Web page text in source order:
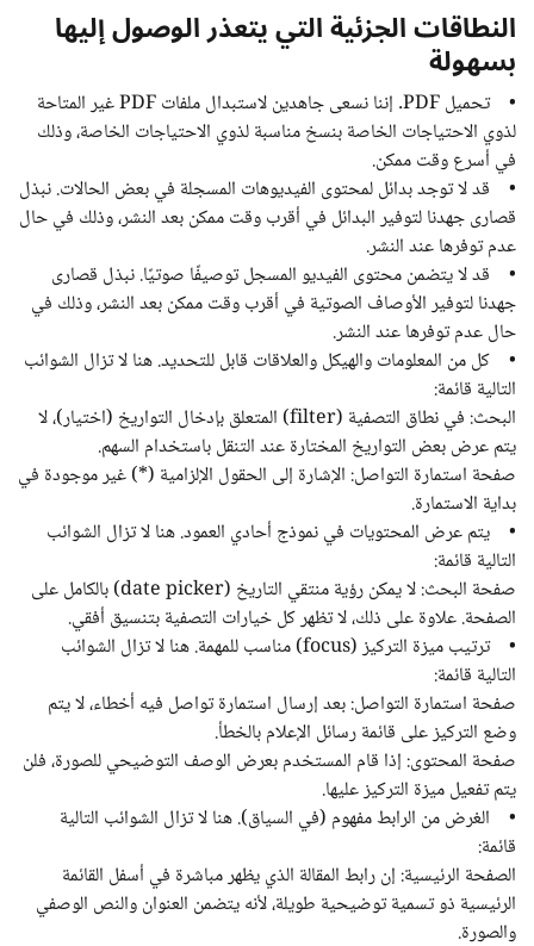
النطاقات الجزئية التي يتعذر الوصول إليها
بسهولة
• تحميل PDF. إننا نسعى جاهدين لاستبدال ملفات PDF غير المتاحة
لذوي الاحتياجات الخاصة بنسخ مناسبة لذوي الاحتياجات الخاصة، وذلك
في أسرع وقت ممكن.
• قد لا توجد بدائل لمحتوى الفيديوهات المسجلة في بعض الحالات. نبذل
قصارى جهدنا لتوفير البدائل في أقرب وقت ممكن بعد النشر، وذلك في حال
عدم توفرها عند النشر.
• قد لا يتضمن محتوى الفيديو المسجل توصيفًا صوتيًا. نبذل قصارى
جهدنا لتوفير الأوصاف الصوتية في أقرب وقت ممكن بعد النشر، وذلك في
حال عدم توفرها عند النشر.
• كل من المعلومات والهيكل والعلاقات قابل للتحديد. هنا لا تزال الشوائب
التالية قائمة:
البحث: في نطاق التصفية (filter) المتعلق بإدخال التواريخ (اختيار)، لا
يتم عرض بعض التواريخ المختارة عند التنقل باستخدام السهم.
صفحة استمارة التواصل: الإشارة إلى الحقول الإلزامية (*) غير موجودة في
بداية الاستمارة.
• يتم عرض المحتويات في نموذج أحادي العمود. هنا لا تزال الشوائب
التالية قائمة:
صفحة البحث: لا يمكن رؤية منتقي التاريخ (date picker) بالكامل على
الصفحة. علاوة على ذلك، لا تظهر كل خيارات التصفية بتنسيق أفقي.
• ترتيب ميزة التركيز (focus) مناسب للمهمة. هنا لا تزال الشوائب
التالية قائمة:
صفحة استمارة التواصل: بعد إرسال استمارة تواصل فيه أخطاء، لا يتم
وضع التركيز على قائمة رسائل الإعلام بالخطأ.
صفحة المحتوى: إذا قام المستخدم بعرض الوصف التوضيحي للصورة، فلن
يتم تفعيل ميزة التركيز عليها.
• الغرض من الرابط مفهوم (في السياق). هنا لا تزال الشوائب التالية
قائمة:
الصفحة الرئيسية: إن رابط المقالة الذي يظهر مباشرة في أسفل القائمة
الرئيسية ذو تسمية توضيحية طويلة، لأنه يتضمن العنوان والنص الوصفي
والصورة.